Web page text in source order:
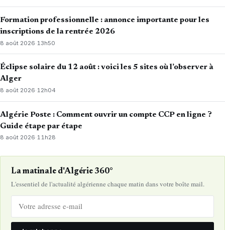
Formation professionnelle : annonce importante pour les
inscriptions de la rentrée 2026
8 août 2026· 13h50
Éclipse solaire du 12 août : voici les 5 sites où l’observer à
Alger
8 août 2026·12h04
Algérie Poste : Comment ouvrir un compte CCP en ligne ?
Guide étape par étape
8 août 2026·11h28
La matinale d'Algérie 360°
L'essentiel de l'actualité algérienne chaque matin dans votre boîte mail.